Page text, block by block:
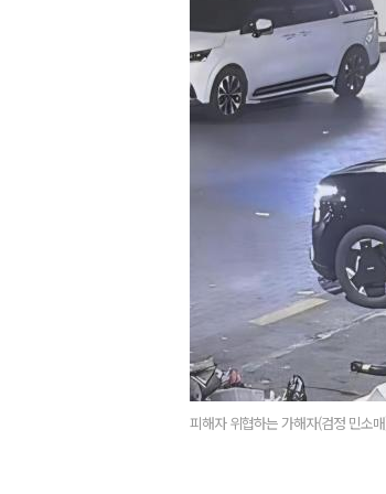
피해자 위협하는 가해자(검정 민소